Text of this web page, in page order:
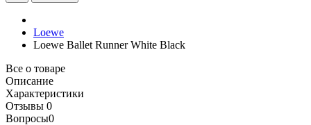
Loewe
Loewe Ballet Runner White Black
Все о товаре
Описание
Характеристики
Отзывы 0
Вопросы0